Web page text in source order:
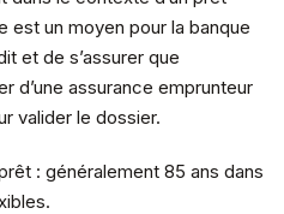
est un moyen pour la banque
et de s’assurer que
d’une assurance emprunteur
valider le dossier.
: généralement 85 ans dans